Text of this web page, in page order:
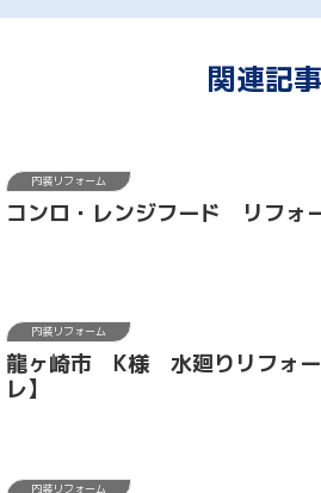
関連記事
内装リフォーム
コンロ・レンジフード リフォ
内装リフォーム
龍ヶ崎市 K様 水廻りリフォー
レ】
内装リフォーム